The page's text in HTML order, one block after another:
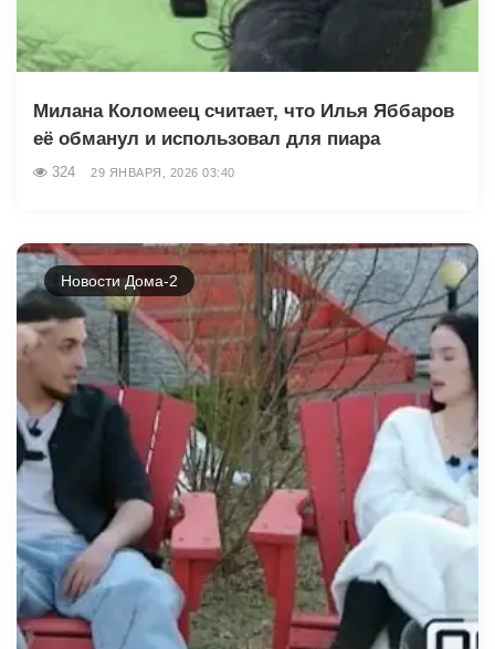
Милана Коломеец считает, что Илья Яббаров
её обманул и использовал для пиара
324 29 ЯНВАРЯ, 2026 03:40
Новости Дома-2